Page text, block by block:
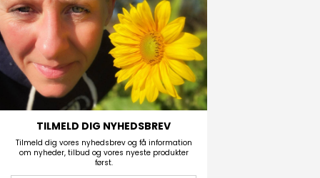
Outdoor i Centrum
Perlegade 44
6400 Sønderborg, Danmark
Telefonnr.
(+45) 74 43 53 55
E-mail
TILMELD DIG NYHEDSBREV
Tilmeld dig vores nyhedsbrev og få information
om nyheder, tilbud og vores nyeste produkter
først.